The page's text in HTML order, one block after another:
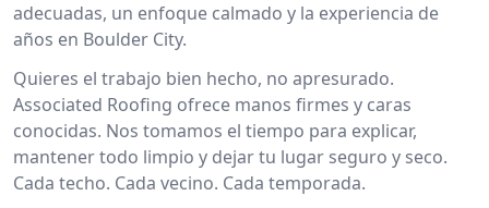
adecuadas, un enfoque calmado y la experiencia de
años en Boulder City.
Quieres el trabajo bien hecho, no apresurado.
Associated Roofing ofrece manos firmes y caras
conocidas. Nos tomamos el tiempo para explicar,
mantener todo limpio y dejar tu lugar seguro y seco.
Cada techo. Cada vecino. Cada temporada.